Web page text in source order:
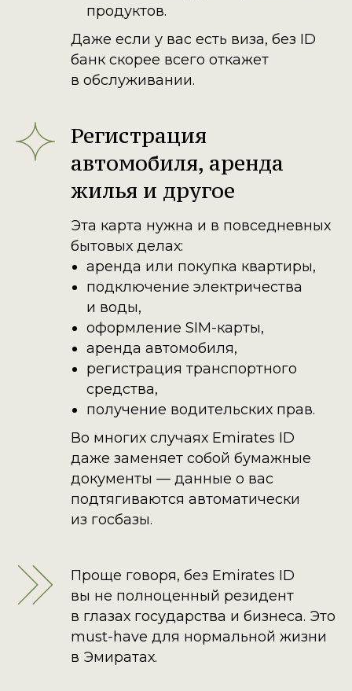
продуктов.
Даже если у вас есть виза, без ID
банк скорее всего откажет
в обслуживании.
Регистрация
автомобиля, аренда
жилья и другое
Эта карта нужна и в повседневных
бытовых делах:
аренда или покупка квартиры,
подключение электричества
и воды,
оформление SIM-карты,
аренда автомобиля,
регистрация транспортного
средства,
получение водительских прав.
Во многих случаях Emirates ID
даже заменяет собой бумажные
документы — данные о вас
подтягиваются автоматически
из госбазы.
Проще говоря, без Emirates ID
вы не полноценный резидент
в глазах государства и бизнеса. Это
must-have для нормальной жизни
в Эмиратах.